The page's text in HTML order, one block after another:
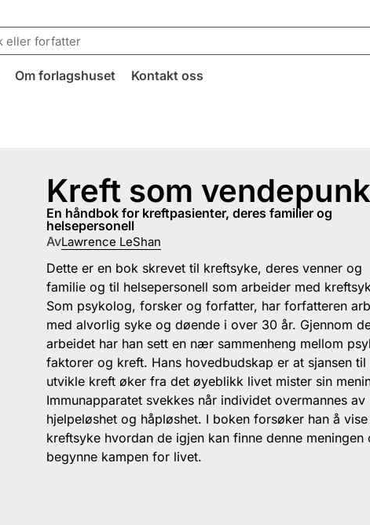
Om forlagshuset Kontakt oss
Kreft som
en håndbok for kreftpasienter, deres familier og
helsepersonell
AvLawrence LeShan
Dette er en bok skrevet til kreftsyke, deres venner og
familie og til helsepersonell som arbeider med
Som psykolog, forsker og forfatter, har forfatteren
med alvorlig syke og døende i over 30 år. Gjennom
arbeidet har han sett en nær sammenheng mellom
faktorer og kreft. Hans hovedbudskap er at sjansen til
utvikle kreft øker fra det øyeblikk livet mister sin
Immunapparatet svekkes når individet overmannes av
hjelpeløshet og håpløshet. I boken forsøker han å vise
kreftsyke hvordan de igjen kan finne denne meningen
begynne kampen for livet.